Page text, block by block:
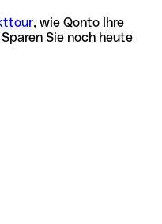
, wie Qonto Ihre
Sie noch heute